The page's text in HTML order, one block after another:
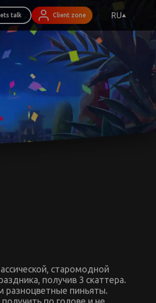
talk Client zone RU
старомодной
получив 3 скаттера.
разноцветные пиньяты.
по голове и не